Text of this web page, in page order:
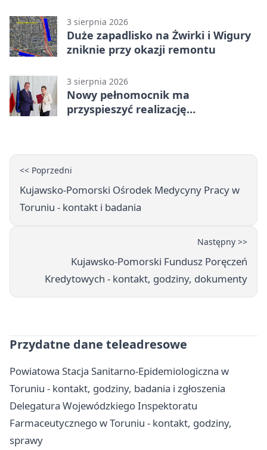
3 sierpnia 2026
Duże zapadlisko na Żwirki i Wigury
zniknie przy okazji remontu
3 sierpnia 2026
Nowy pełnomocnik ma
przyspieszyć realizację
<< Poprzedni
Kujawsko-Pomorski Ośrodek Medycyny Pracy w
Toruniu - kontakt i badania
Następny >>
Kujawsko-Pomorski Fundusz Poręczeń
Kredytowych - kontakt, godziny, dokumenty
Przydatne dane teleadresowe
Powiatowa Stacja Sanitarno-Epidemiologiczna w
Toruniu - kontakt, godziny, badania i zgłoszenia
Delegatura Wojewódzkiego Inspektoratu
Farmaceutycznego w Toruniu - kontakt, godziny,
sprawy